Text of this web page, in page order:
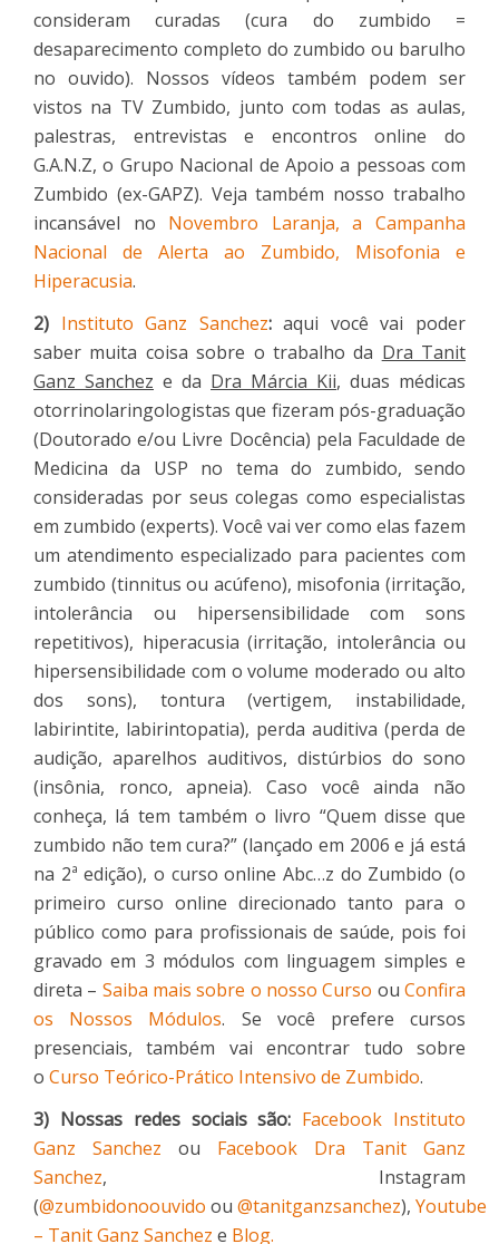
consideram curadas (cura do zumbido =
desaparecimento completo do zumbido ou barulho
no ouvido). Nossos vídeos também podem ser
vistos na TV Zumbido, junto com todas as aulas,
palestras, entrevistas e encontros online do
G.A.N.Z, o Grupo Nacional de Apoio a pessoas com
Zumbido (ex-GAPZ). Veja também nosso trabalho
incansável no Novembro Laranja, a Campanha
Nacional de Alerta ao Zumbido, Misofonia e
Hiperacusia.
2) Instituto Ganz Sanchez:aqui você vai poder
saber muita coisa sobre o trabalho da Dra Tanit
Ganz Sanchez e da Dra Márcia Kii, duas médicas
otorrinolaringologistas que fizeram pós-graduação
(Doutorado e/ou Livre Docência) pela Faculdade de
Medicina da USP no tema do zumbido, sendo
consideradas por seus colegas como especialistas
em zumbido (experts). Você vai ver como elas fazem
um atendimento especializado para pacientes com
zumbido (tinnitus ou acúfeno), misofonia (irritação,
intolerância ou hipersensibilidade com sons
repetitivos), hiperacusia (irritação, intolerância ou
hipersensibilidade com o volume moderado ou alto
dos sons), tontura (vertigem, instabilidade,
labirintite, labirintopatia), perda auditiva (perda de
audição, aparelhos auditivos, distúrbios do sono
(insônia, ronco, apneia). Caso você ainda não
conheça, lá tem também o livro “Quem disse que
zumbido não tem cura?” (lançado em 2006 e já está
na 2ª edição), o curso online Abc…z do Zumbido (o
primeiro curso online direcionado tanto para o
público como para profissionais de saúde, pois foi
gravado em 3 módulos com linguagem simples e
direta – Saiba mais sobre o nosso Curso ouConfira
os Nossos Módulos. Se você prefere cursos
presenciais, também vai encontrar tudo sobre
o Curso Teórico-Prático Intensivo de Zumbido.
3) Nossas redes sociais são: Facebook Instituto
Ganz Sanchez ou Facebook Dra Tanit Ganz
Sanchez, Instagram
(@zumbidonoouvido ou @tanitganzsanchez), Youtube
– Tanit Ganz Sanchez e Blog.